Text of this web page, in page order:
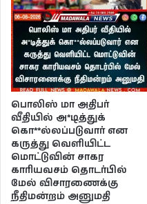
பொலிஸ் மா அதிபர்
வீதியில் அ*டித்துக்
கொ**ல்லப்படுவார் என
கருத்து வெளியிட்ட
மொட்டுவின் சாகர
காரியவசம் தொடர்பில்
மேல் விசாரணைக்கு
நீதிமன்றம் அனுமதி